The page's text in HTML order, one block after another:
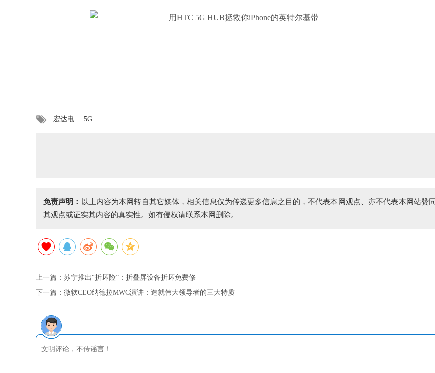
宏达电 5G
免责声明： 以上内容为本网转自其它媒体，相关信息仅为传递更多信息之目的，不代表本网观点、亦不代表本网站赞同
其观点或证实其内容的真实性。如有侵权请联系本网删除。
上一篇： 苏宁推出“折坏险”：折叠屏设备折坏免费修
下一篇： 微软CEO纳德拉MWC演讲：造就伟大领导者的三大特质